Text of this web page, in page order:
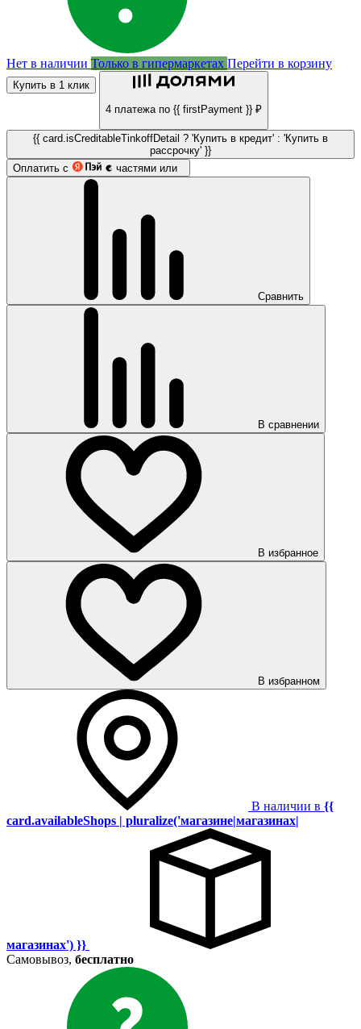
Нет в наличии Только в гипермаркетах Перейти в корзину
Купить в 1 клик
4 платежа по {{ firstPayment }} ₽
{{ card.isCreditableTinkoffDetail ? 'Купить в кредит' : 'Купить в
рассрочку' }}
Оплатить с
частями или
Сравнить
В сравнении
В избранное
В избранном
В наличии в {{
card.availableShops | pluralize('магазине|магазинах|
магазинах') }}
Самовывоз, бесплатно